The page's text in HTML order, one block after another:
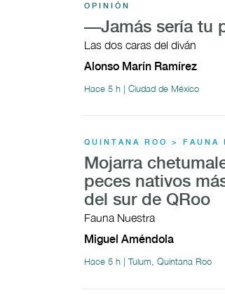
OPINIÓN
—Jamás sería tu
Las dos caras del diván
Alonso Marín Ramírez
Hace 5 h | Ciudad de México
QUINTANA ROO > FAUNA
Mojarra
peces nativos
del sur de QRoo
Fauna Nuestra
Miguel Améndola
Hace 5 h | Tulum, Quintana Roo